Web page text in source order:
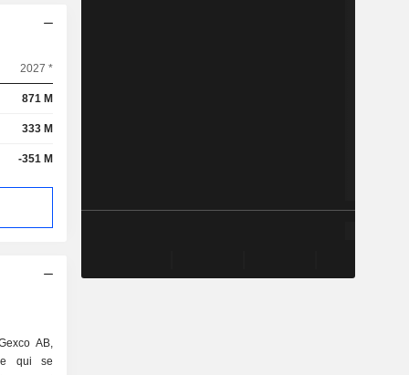
2027 *
871 M
333 M
-351 M
AB,
qui se